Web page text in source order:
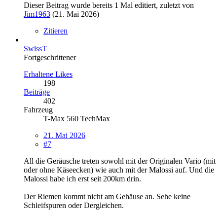
Dieser Beitrag wurde bereits 1 Mal editiert, zuletzt von
Jim1963 (21. Mai 2026)
Zitieren
SwissT
Fortgeschrittener
Erhaltene Likes
198
Beiträge
402
Fahrzeug
T-Max 560 TechMax
21. Mai 2026
#7
All die Geräusche treten sowohl mit der Originalen Vario (mit
oder ohne Käseecken) wie auch mit der Malossi auf. Und die
Malossi habe ich erst seit 200km drin.
Der Riemen kommt nicht am Gehäuse an. Sehe keine
Schleifspuren oder Dergleichen.